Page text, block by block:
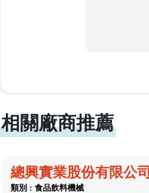
相關廠商推薦
總興實業股份有限公司
類別 : 食品飲料機械